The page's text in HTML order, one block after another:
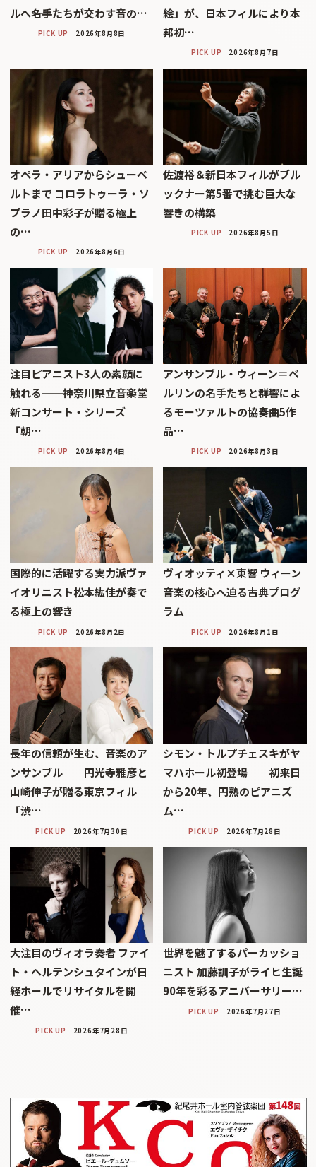
ルへ――名手たちが交わす音の…
PICK UP 2026年8月8日
絵」が、日本フィルにより本
邦初…
PICK UP 2026年8月7日
オペラ・アリアからシューベ
ルトまで コロラトゥーラ・ソ
プラノ田中彩子が贈る極上
の…
PICK UP 2026年8月6日
佐渡裕＆新日本フィルがブル
ックナー第5番で挑む巨大な
響きの構築
PICK UP 2026年8月5日
注目ピアニスト3人の素顔に
触れる──神奈川県立音楽堂
新コンサート・シリーズ
「朝…
PICK UP 2026年8月4日
アンサンブル・ウィーン＝ベ
ルリンの名手たちと群響によ
るモーツァルトの協奏曲5作
品…
PICK UP 2026年8月3日
国際的に活躍する実力派ヴァ
イオリニスト松本紘佳が奏で
る極上の響き
PICK UP 2026年8月2日
ヴィオッティ×東響 ウィーン
音楽の核心へ迫る古典プログ
ラム
PICK UP 2026年8月1日
長年の信頼が生む、音楽のア
ンサンブル──円光寺雅彦と
山崎伸子が贈る東京フィル
「渋…
PICK UP 2026年7月30日
シモン・トルプチェスキがヤ
マハホール初登場──初来日
から20年、円熟のピアニズ
ム…
PICK UP 2026年7月28日
大注目のヴィオラ奏者 ファイ
ト・ヘルテンシュタインが日
経ホールでリサイタルを開
催…
PICK UP 2026年7月28日
世界を魅了するパーカッショ
ニスト 加藤訓子がライヒ生誕
90年を彩るアニバーサリー…
PICK UP 2026年7月27日